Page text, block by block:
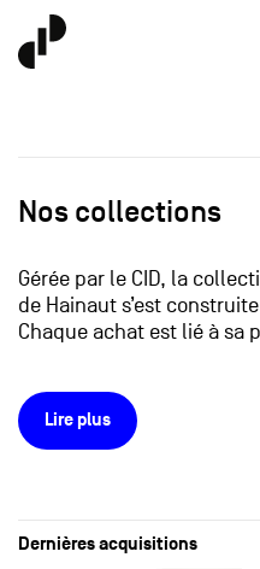
Nos collections
Gérée par le CID, la
de Hainaut s’est
Chaque achat est lié à sa
Lire plus
Dernières acquisitions